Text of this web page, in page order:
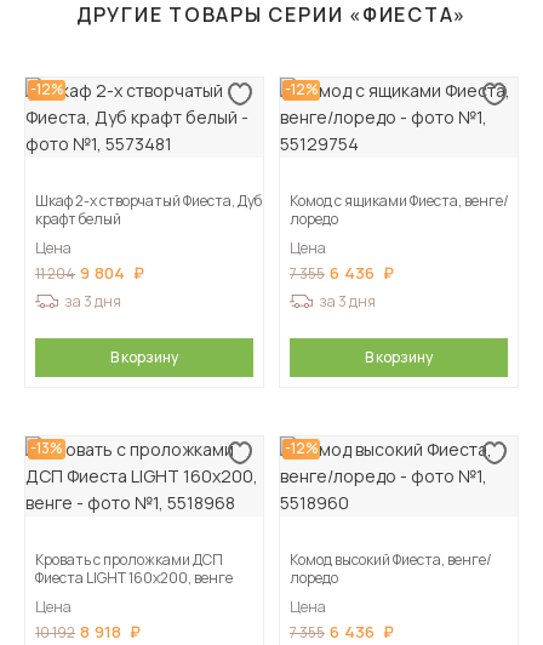
ДРУГИЕ ТОВАРЫ СЕРИИ «ФИЕСТА»
-12%
Шкаф 2-х створчатый Фиеста, Дуб
крафт белый
Цена
11 204 9 804
за 3 дня
В корзину
-12%
Комод с ящиками Фиеста, венге/
лоредо
Цена
7 355 6 436
за 3 дня
В корзину
-13%
Кровать с проложками ДСП
Фиеста LIGHT 160х200, венге
Цена
10 192 8 918
-12%
Комод высокий Фиеста, венге/
лоредо
Цена
7 355 6 436